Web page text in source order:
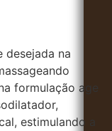
desejada na
formulação age
estimulando a